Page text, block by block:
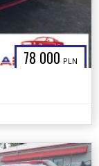
78 000 PLN